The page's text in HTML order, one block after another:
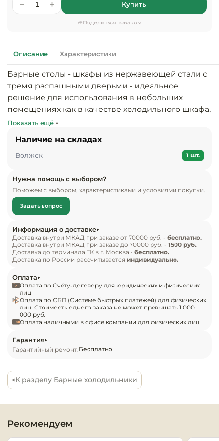
фастфуда
Кухонный
Нейтральное
Оснащение
Оснащение
бытового
Купить
Поделиться товаром
Описание Характеристики
Барные столы - шкафы из нержавеющей стали с
тремя распашными дверьми - идеальное
решение для использования в небольших
помещениях как в качестве холодильного шкафа,
так и, при поставке со столешниецй из
стола. возможность встраивания в различные
мебельные и строительные конструкции,
особенность этих моделей
Показать ещё
Наличие на складах
Волжск 1 шт.
Нужна помощь с выбором?
Поможем с выбором, характеристиками и условиями покупки.
Задать вопрос
Информация о доставке
Доставка внутри МКАД при заказе от 70000 руб. - бесплатно.
Доставка внутри МКАД при заказе до 70000 руб. - 1500 руб..
Доставка до терминала ТК в г. Москва - бесплатно.
Доставка по России рассчитывается индивидуально.
Оплата
Оплата по Счёту-договору для юридических и физических
лиц
Оплата по СБП (Системе быстрых платежей) для физических
лиц. Стоимость одного заказа не может превышать 1 000
000 руб.
Оплата наличными в офисе компании для физических лиц
Гарантия
Гарантийный ремонт:Бесплатно
К разделу Барные холодильники
Рекомендуем